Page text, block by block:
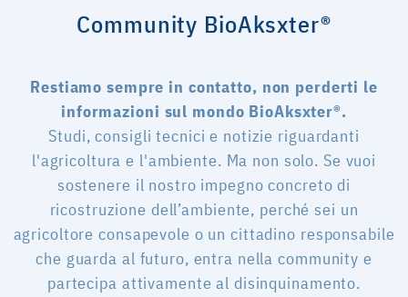
Community BioAksxter®
Restiamo sempre in contatto, non perderti le
informazioni sul mondo BioAksxter®.
Studi, consigli tecnici e notizie riguardanti
l'agricoltura e l'ambiente. Ma non solo. Se vuoi
sostenere il nostro impegno concreto di
ricostruzione dell’ambiente, perché sei un
agricoltore consapevole o un cittadino responsabile
che guarda al futuro, entra nella community e
partecipa attivamente al disinquinamento.